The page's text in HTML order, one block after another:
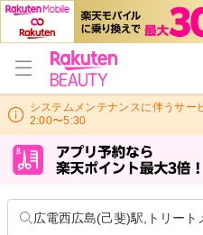
システムメンテナンスに伴うサ
2:00〜5:30
広電西広島(己斐)駅,トリート